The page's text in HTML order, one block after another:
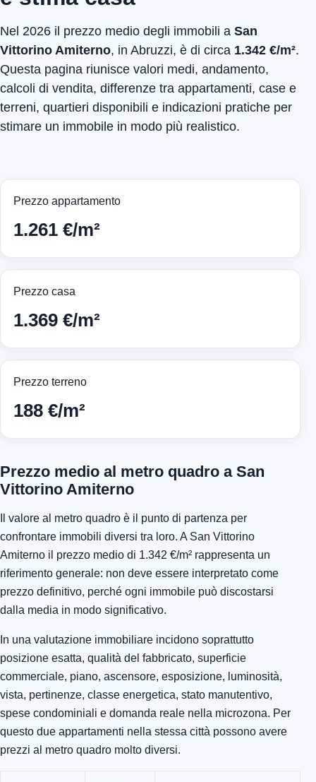
Nel 2026 il prezzo medio degli immobili a San
Vittorino Amiterno, in Abruzzi, è di circa 1.342 €/m².
Questa pagina riunisce valori medi, andamento,
calcoli di vendita, differenze tra appartamenti, case e
terreni, quartieri disponibili e indicazioni pratiche per
stimare un immobile in modo più realistico.
Prezzo appartamento
1.261 €/m²
Prezzo casa
1.369 €/m²
Prezzo terreno
188 €/m²
Prezzo medio al metro quadro a San
Vittorino Amiterno
Il valore al metro quadro è il punto di partenza per
confrontare immobili diversi tra loro. A San Vittorino
Amiterno il prezzo medio di 1.342 €/m² rappresenta un
riferimento generale: non deve essere interpretato come
prezzo definitivo, perché ogni immobile può discostarsi
dalla media in modo significativo.
In una valutazione immobiliare incidono soprattutto
posizione esatta, qualità del fabbricato, superficie
commerciale, piano, ascensore, esposizione, luminosità,
vista, pertinenze, classe energetica, stato manutentivo,
spese condominiali e domanda reale nella microzona. Per
questo due appartamenti nella stessa città possono avere
prezzi al metro quadro molto diversi.